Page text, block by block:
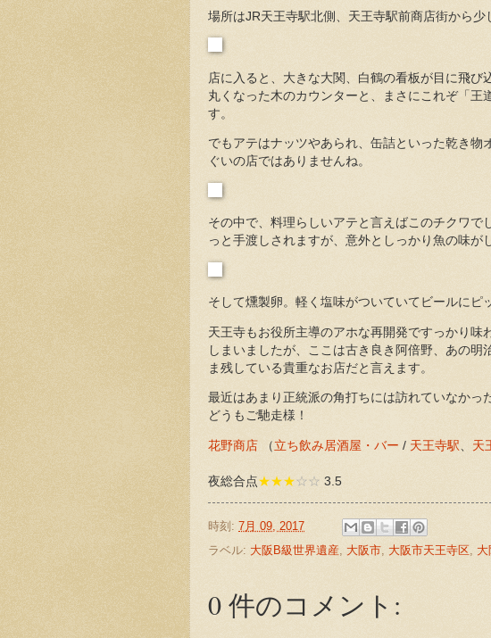
場所はJR天王寺駅北側、天王寺駅前商店街から少
店に入ると、大きな大関、白鶴の看板が目に飛
丸くなった木のカウンターと、まさにこれぞ「王
す。
でもアテはナッツやあられ、缶詰といった乾き物
ぐいの店ではありませんね。
その中で、料理らしいアテと言えばこのチクワで
っと手渡しされますが、意外としっかり魚の味が
そして燻製卵。軽く塩味がついていてビールにピ
天王寺もお役所主導のアホな再開発ですっかり味
しまいましたが、ここは古き良き阿倍野、あの明
ま残している貴重なお店だと言えます。
最近はあまり正統派の角打ちには訪れていなかっ
どうもご馳走様！
花野商店 （立ち飲み居酒屋・バー / 天王寺駅 天
夜総合点★★★ ☆☆ 3.5
時刻: 7月 09, 2017
ラベル: 大阪B級世界遺産 大阪市 大阪市天王寺区 大
0 件のコメント: